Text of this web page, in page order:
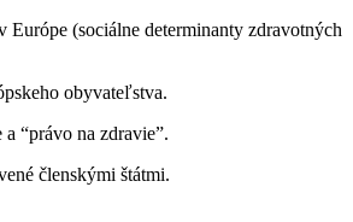
Európe (sociálne determinanty zdravotných
obyvateľstva.
“právo na zdravie”.
členskými štátmi.